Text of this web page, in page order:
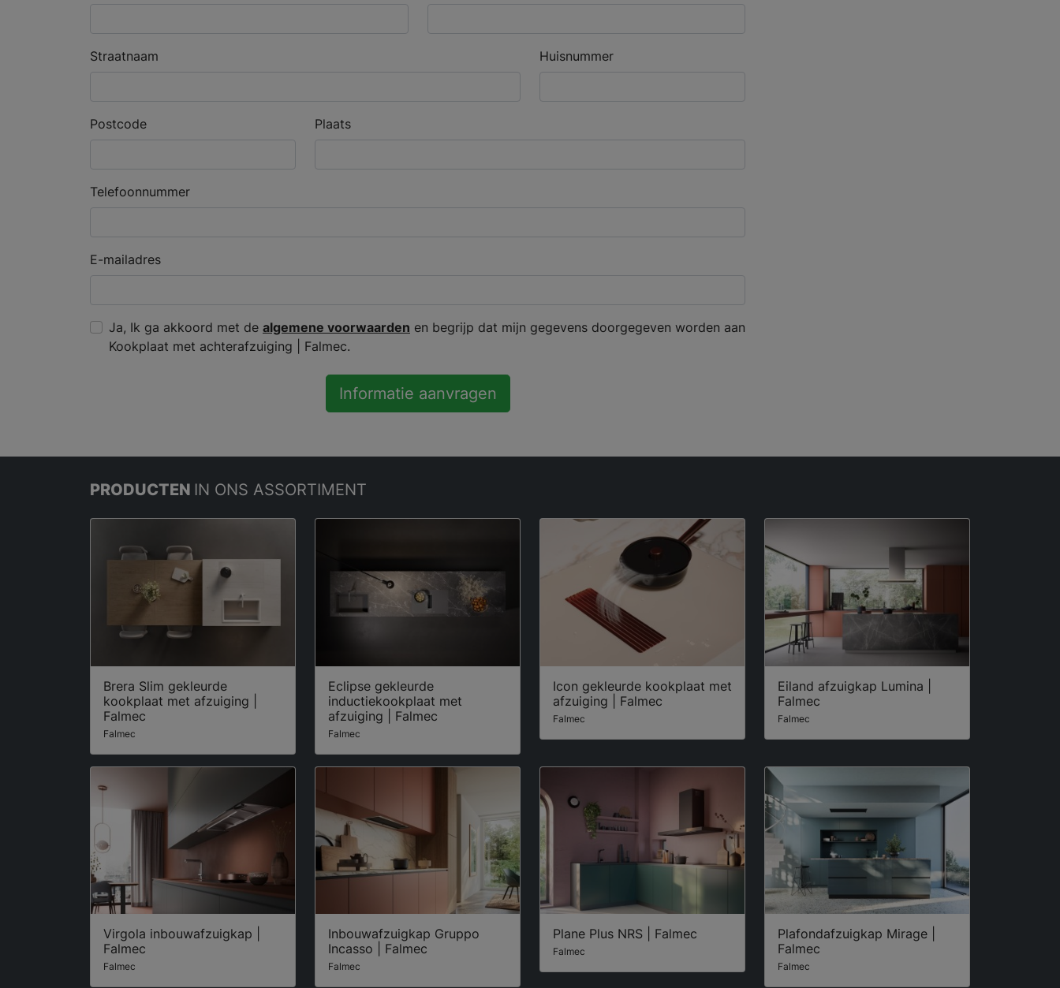
Straatnaam Huisnummer
Postcode Plaats
Telefoonnummer
E-mailadres
Ja, Ik ga akkoord met de algemene voorwaarden en begrijp dat mijn gegevens doorgegeven worden aan
Kookplaat met achterafzuiging | Falmec.
Informatie aanvragen
PRODUCTEN IN ONS ASSORTIMENT
Brera Slim gekleurde
kookplaat met afzuiging |
Falmec
Falmec
Eclipse gekleurde
inductiekookplaat met
afzuiging | Falmec
Falmec
Icon gekleurde kookplaat met
afzuiging | Falmec
Falmec
Eiland afzuigkap Lumina |
Falmec
Falmec
Virgola inbouwafzuigkap |
Falmec
Falmec
Inbouwafzuigkap Gruppo
Incasso | Falmec
Falmec
Plane Plus NRS | Falmec
Falmec
Plafondafzuigkap Mirage |
Falmec
Falmec